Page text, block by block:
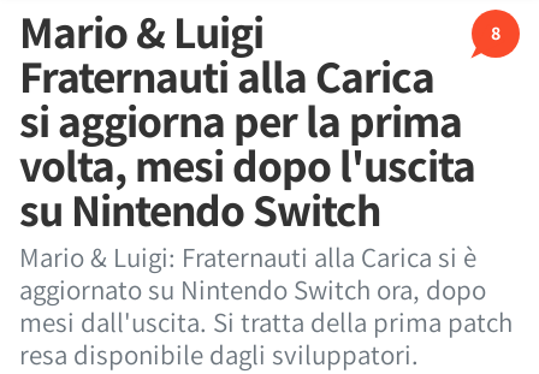
8
Mario & Luigi
Fraternauti alla Carica
si aggiorna per la prima
volta, mesi dopo l'uscita
su Nintendo Switch
Mario & Luigi: Fraternauti alla Carica si è
aggiornato su Nintendo Switch ora, dopo
mesi dall'uscita. Si tratta della prima patch
resa disponibile dagli sviluppatori.